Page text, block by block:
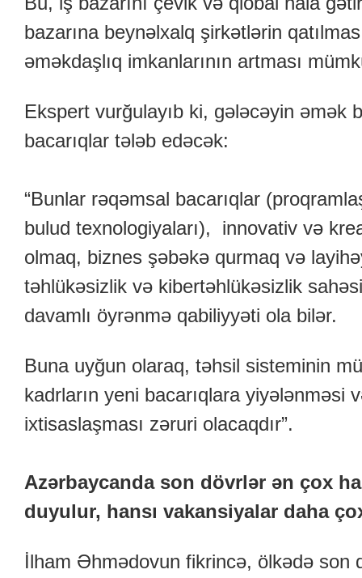
bazarına beynəlxalq şirkətlərin
əməkdaşlıq imkanlarının artması
Ekspert vurğulayıb ki, gələcəyin əmək
bacarıqlar tələb edəcək:
“Bunlar rəqəmsal bacarıqlar
bulud texnologiyaları), innovativ və
olmaq, biznes şəbəkə qurmaq və
təhlükəsizlik və kibertəhlükəsizlik
davamlı öyrənmə qabiliyyəti ola bilər.
Buna uyğun olaraq, təhsil sisteminin
kadrların yeni bacarıqlara yiyələnməsi
ixtisaslaşması zəruri olacaqdır”.
Azərbaycanda son dövrlər ən çox
duyulur, hansı vakansiyalar daha
İlham Əhmədovun fikrincə, ölkədə son